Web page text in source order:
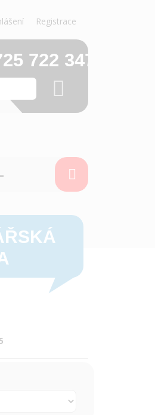
Registrace
722 347